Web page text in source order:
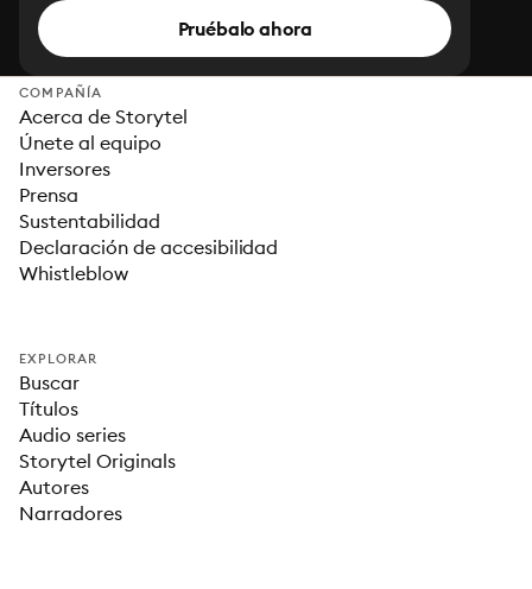
Pruébalo ahora
COMPAÑÍA
Acerca de Storytel
Únete al equipo
Inversores
Prensa
Sustentabilidad
Declaración de accesibilidad
Whistleblow
EXPLORAR
Buscar
Títulos
Audio series
Storytel Originals
Autores
Narradores